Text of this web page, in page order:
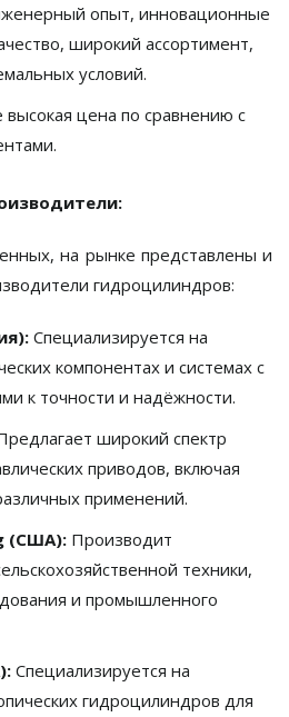
опыт, инновационные
широкий ассортимент,
условий.
высокая цена по сравнению с
на рынке представлены и
гидроцилиндров:
Специализируется на
компонентах и системах с
к точности и надёжности.
широкий спектр
приводов, включая
применений.
(США): Производит
техники,
и промышленного
Специализируется на
гидроцилиндров для